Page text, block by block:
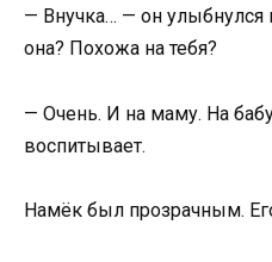
— Внучка… — он улыбнулся
она? Похожа на тебя?
— Очень. И на маму. На
воспитывает.
Намёк был прозрачным.